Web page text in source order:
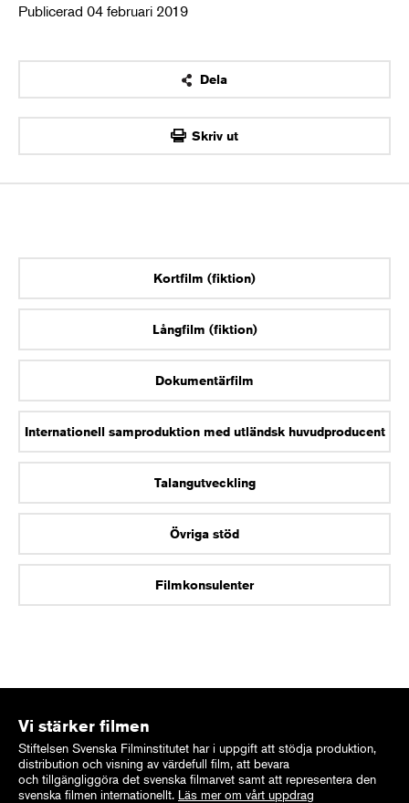
Publicerad 04 februari 2019
Dela
OK
Skriv ut
Kortfilm (fiktion)
Långfilm (fiktion)
Dokumentärfilm
Internationell samproduktion med utländsk huvudproducent
Talangutveckling
Övriga stöd
Filmkonsulenter
Vi stärker filmen
Stiftelsen Svenska Filminstitutet har i uppgift att stödja produktion,
distribution och visning av värdefull film, att bevara
och tillgängliggöra det svenska filmarvet samt att representera den
svenska filmen internationellt. Läs mer om vårt uppdrag